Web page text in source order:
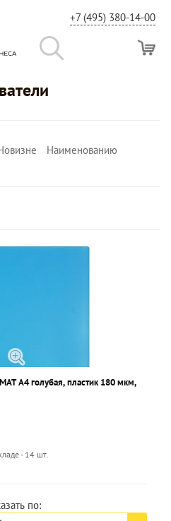
+7 (495) 380-14-00
Наименованию
А4 голубая, пластик 180 мкм,
- 14 шт.
по: